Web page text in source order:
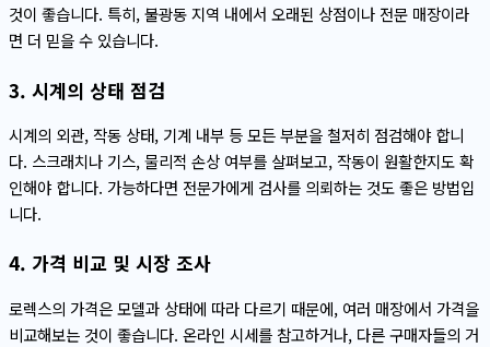
것이 좋습니다. 특히, 불광동 지역 내에서 오래된 상점이나 전문 매장이라
면 더 믿을 수 있습니다.
3. 시계의 상태 점검
시계의 외관, 작동 상태, 기계 내부 등 모든 부분을 철저히 점검해야 합니
다. 스크래치나 기스, 물리적 손상 여부를 살펴보고, 작동이 원활한지도 확
인해야 합니다. 가능하다면 전문가에게 검사를 의뢰하는 것도 좋은 방법입
니다.
4. 가격 비교 및 시장 조사
로렉스의 가격은 모델과 상태에 따라 다르기 때문에, 여러 매장에서 가격을
비교해보는 것이 좋습니다. 온라인 시세를 참고하거나, 다른 구매자들의 거